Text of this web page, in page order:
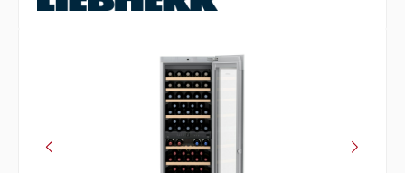
Bildergalerie überspringen